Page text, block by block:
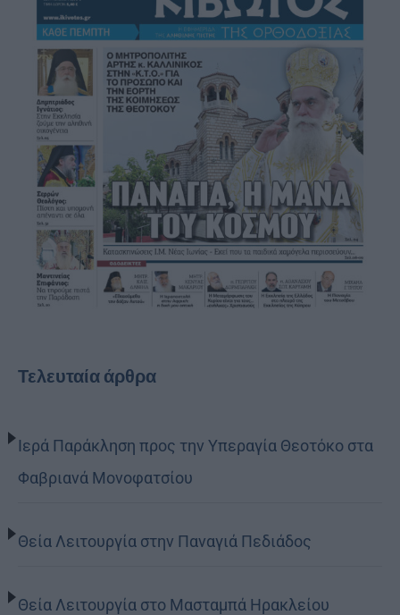
Τελευταία άρθρα
Ιερά Παράκληση προς την Υπεραγία Θεοτόκο στα
Φαβριανά Μονοφατσίου
Θεία Λειτουργία στην Παναγιά Πεδιάδος
Θεία Λειτουργία στο Μασταμπά Ηρακλείου